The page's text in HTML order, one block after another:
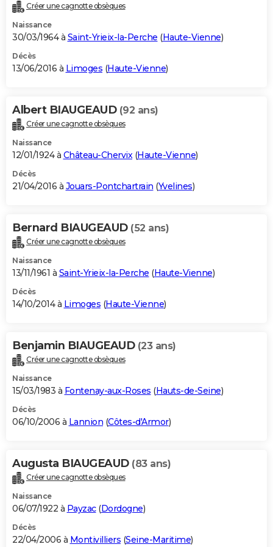
Créer une cagnotte obsèques
Naissance
30/03/1964 à Saint-Yrieix-la-Perche (Haute-Vienne)
Décès
13/06/2016 à Limoges (Haute-Vienne)
Albert BIAUGEAUD (92 ans)
Créer une cagnotte obsèques
Naissance
12/01/1924 à Château-Chervix(Haute-Vienne)
Décès
21/04/2016 à Jouars-Pontchartrain (Yvelines)
Bernard BIAUGEAUD (52 ans)
Créer une cagnotte obsèques
Naissance
13/11/1961 à Saint-Yrieix-la-Perche (Haute-Vienne)
Décès
14/10/2014 à Limoges (Haute-Vienne)
Benjamin BIAUGEAUD (23 ans)
Créer une cagnotte obsèques
Naissance
15/03/1983 à Fontenay-aux-Roses (Hauts-de-Seine)
Décès
06/10/2006 à Lannion (Côtes-d'Armor)
Augusta BIAUGEAUD (83 ans)
Créer une cagnotte obsèques
Naissance
06/07/1922 à Payzac(Dordogne)
Décès
22/04/2006 à Montivilliers (Seine-Maritime)